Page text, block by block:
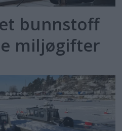
bunnstoff
miljøgifter